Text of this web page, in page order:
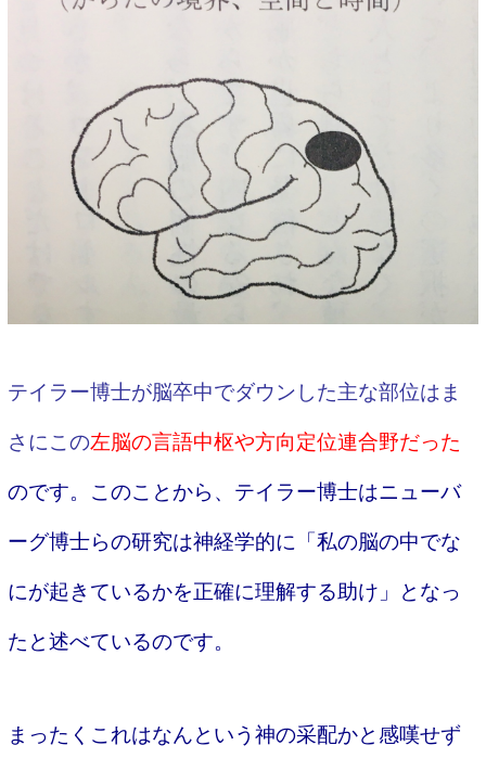
テイラー博士が脳卒中でダウンした主な部位はま
さにこの左脳の言語中枢や方向定位連合野だった
のです。このことから、テイラー博士はニューバ
ーグ博士らの研究は神経学的に「私の脳の中でな
にが起きているかを正確に理解する助け」となっ
たと述べているのです。
まったくこれはなんという神の采配かと感嘆せず